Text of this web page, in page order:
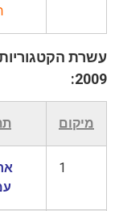
עשרת
2009:
מיקום
1